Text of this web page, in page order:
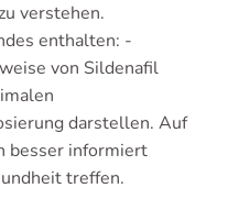
verstehen.
enthalten: -
von Sildenafil
darstellen. Auf
besser informiert
treffen.